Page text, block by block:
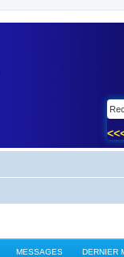
MESSAGES DERNIER